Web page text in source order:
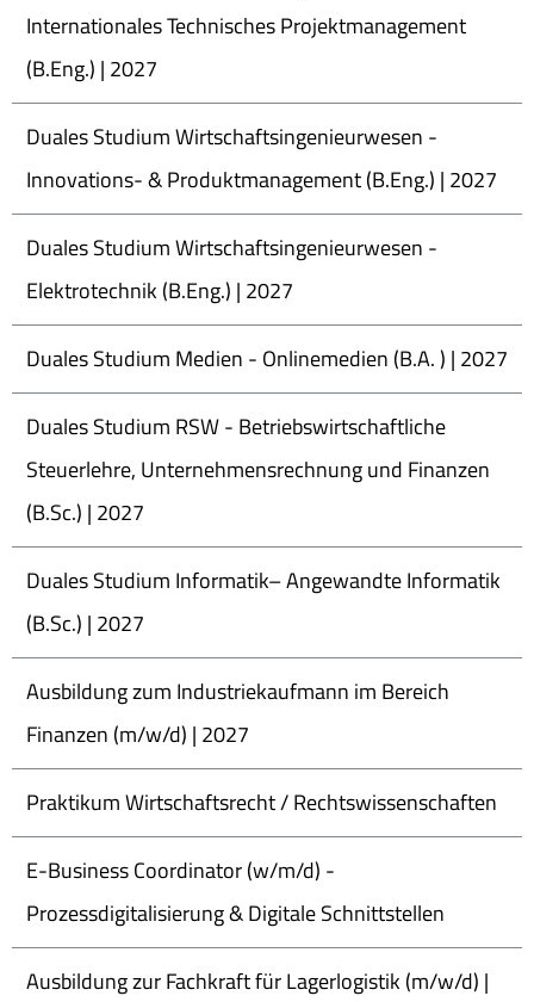
Internationales Technisches Projektmanagement
(B.Eng.) | 2027
Duales Studium Wirtschaftsingenieurwesen -
Innovations- & Produktmanagement (B.Eng.) | 2027
Duales Studium Wirtschaftsingenieurwesen -
Elektrotechnik (B.Eng.) | 2027
Duales Studium Medien - Onlinemedien (B.A. ) | 2027
Duales Studium RSW - Betriebswirtschaftliche
Steuerlehre, Unternehmensrechnung und Finanzen
(B.Sc.) | 2027
Duales Studium Informatik– Angewandte Informatik
(B.Sc.) | 2027
Ausbildung zum Industriekaufmann im Bereich
Finanzen (m/w/d) | 2027
Praktikum Wirtschaftsrecht / Rechtswissenschaften
E-Business Coordinator (w/m/d) -
Prozessdigitalisierung & Digitale Schnittstellen
Ausbildung zur Fachkraft für Lagerlogistik (m/w/d) |